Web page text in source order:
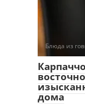
Блюда из
дома